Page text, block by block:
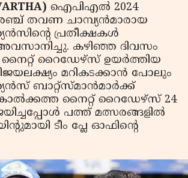
ഐപിഎൽ 2024
തവണ ചാമ്പ്യൻമാരായ
പ്രതീക്ഷകൾ
കഴിഞ്ഞ ദിവസം
റൈഡേഴ്‌സ് ഉയർത്തിയ
മറികടക്കാൻ പോലും
ബാറ്റ്‌സ്മാൻമാർക്ക്
കൊൽക്കത്ത നൈറ്റ് റൈഡേഴ്‌സ് 24
പത്ത് മത്സരങ്ങളിൽ
ടീം പ്ലേ ഓഫിൻ്റെ